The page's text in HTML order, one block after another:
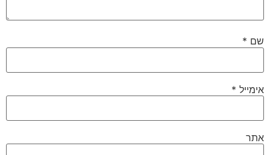
שם *
אימייל *
אתר